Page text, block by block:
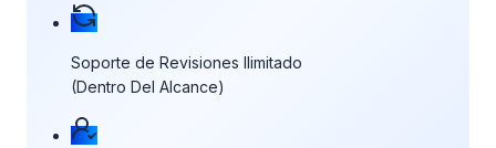
Soporte de Revisiones Ilimitado
(Dentro Del Alcance)